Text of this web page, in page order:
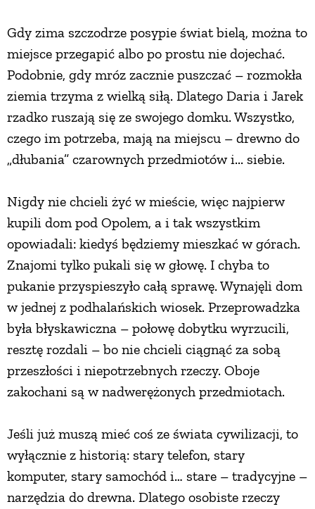
Gdy zima szczodrze posypie świat bielą, można to
miejsce przegapić albo po prostu nie dojechać.
Podobnie, gdy mróz zacznie puszczać – rozmokła
ziemia trzyma z wielką siłą. Dlatego Daria i Jarek
rzadko ruszają się ze swojego domku. Wszystko,
czego im potrzeba, mają na miejscu – drewno do
„dłubania” czarownych przedmiotów i... siebie.
Nigdy nie chcieli żyć w mieście, więc najpierw
kupili dom pod Opolem, a i tak wszystkim
opowiadali: kiedyś będziemy mieszkać w górach.
Znajomi tylko pukali się w głowę. I chyba to
pukanie przyspieszyło całą sprawę. Wynajęli dom
w jednej z podhalańskich wiosek. Przeprowadzka
była błyskawiczna – połowę dobytku wyrzucili,
resztę rozdali – bo nie chcieli ciągnąć za sobą
przeszłości i niepotrzebnych rzeczy. Oboje
zakochani są w nadwerężonych przedmiotach.
Jeśli już muszą mieć coś ze świata cywilizacji, to
wyłącznie z historią: stary telefon, stary
komputer, stary samochód i… stare – tradycyjne –
narzędzia do drewna. Dlatego osobiste rzeczy
PRZYSTAWKI
ZUPY
DANIA GŁÓWNE
DODATKI
PRZETWORY
INNE